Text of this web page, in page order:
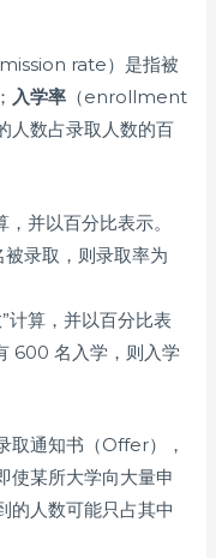
rate）是指被
入学率 （enrollment
人数占录取人数的百
，并以百分比表示。
录取，则录取率为
计算，并以百分比表
600 名入学，则入学
取通知书（Offer），
使某所大学向大量申
的人数可能只占其中